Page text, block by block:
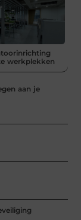
werkplekken
aan je